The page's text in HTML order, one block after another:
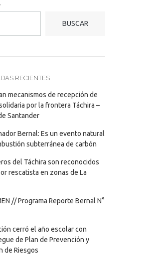
BUSCAR
RECIENTES
mecanismos de recepción de
por la frontera Táchira –
Santander
Bernal: Es un evento natural
subterránea de carbón
del Táchira son reconocidos
rescatista en zonas de La
// Programa Reporte Bernal N°
cerró el año escolar con
de Plan de Prevención y
de Riesgos